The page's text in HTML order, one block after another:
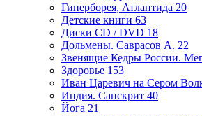
Гиперборея, Атлантида 20
Детские книги 63
Диски CD / DVD 18
Дольмены. Саврасов А. 22
Звенящие Кедры России.
Здоровье 153
Иван Царевич на Сером
Индия. Санскрит 40
Йога 21